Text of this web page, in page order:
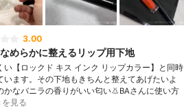
3.00
めらかに整えるリップ用下地
い【ロックド キス インク リップカラー】と同時
います。その下地もきちんと整えてあげたいよ
かなバニラの香りがいい匂い👃BAさんに使い方
を見る